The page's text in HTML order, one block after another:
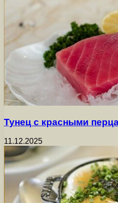
Тунец с красными
11.12.2025